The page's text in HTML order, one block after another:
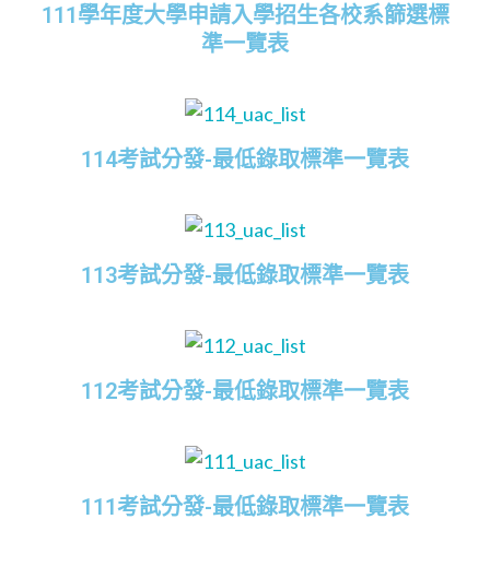
111學年度大學申請入學招生各校系篩選標
準一覽表
114考試分發-最低錄取標準一覽表
113考試分發-最低錄取標準一覽表
112考試分發-最低錄取標準一覽表
111考試分發-最低錄取標準一覽表